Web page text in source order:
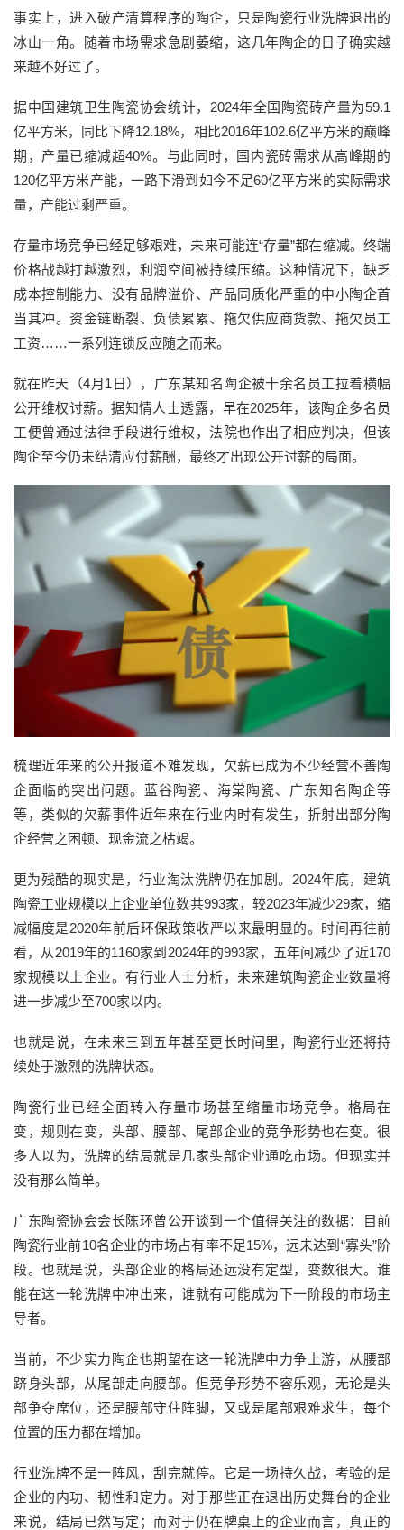
事实上，进入破产清算程序的陶企，只是陶瓷行业洗牌退出的
冰山一角。随着市场需求急剧萎缩，这几年陶企的日子确实越
来越不好过了。
据中国建筑卫生陶瓷协会统计，2024年全国陶瓷砖产量为59.1
亿平方米，同比下降12.18%，相比2016年102.6亿平方米的巅峰
期，产量已缩减超40%。与此同时，国内瓷砖需求从高峰期的
120亿平方米产能，一路下滑到如今不足60亿平方米的实际需求
量，产能过剩严重。
存量市场竞争已经足够艰难，未来可能连“存量”都在缩减。终端
价格战越打越激烈，利润空间被持续压缩。这种情况下，缺乏
成本控制能力、没有品牌溢价、产品同质化严重的中小陶企首
当其冲。资金链断裂、负债累累、拖欠供应商货款、拖欠员工
工资……一系列连锁反应随之而来。
就在昨天（4月1日），广东某知名陶企被十余名员工拉着横幅
公开维权讨薪。据知情人士透露，早在2025年，该陶企多名员
工便曾通过法律手段进行维权，法院也作出了相应判决，但该
陶企至今仍未结清应付薪酬，最终才出现公开讨薪的局面。
梳理近年来的公开报道不难发现，欠薪已成为不少经营不善陶
企面临的突出问题。蓝谷陶瓷、海棠陶瓷、广东知名陶企等
等，类似的欠薪事件近年来在行业内时有发生，折射出部分陶
企经营之困顿、现金流之枯竭。
更为残酷的现实是，行业淘汰洗牌仍在加剧。2024年底，建筑
陶瓷工业规模以上企业单位数共993家，较2023年减少29家，缩
减幅度是2020年前后环保政策收严以来最明显的。时间再往前
看，从2019年的1160家到2024年的993家，五年间减少了近170
家规模以上企业。有行业人士分析，未来建筑陶瓷企业数量将
进一步减少至700家以内。
也就是说，在未来三到五年甚至更长时间里，陶瓷行业还将持
续处于激烈的洗牌状态。
陶瓷行业已经全面转入存量市场甚至缩量市场竞争。格局在
变，规则在变，头部、腰部、尾部企业的竞争形势也在变。很
多人以为，洗牌的结局就是几家头部企业通吃市场。但现实并
没有那么简单。
广东陶瓷协会会长陈环曾公开谈到一个值得关注的数据：目前
陶瓷行业前10名企业的市场占有率不足15%，远未达到“寡头”阶
段。也就是说，头部企业的格局还远没有定型，变数很大。谁
能在这一轮洗牌中冲出来，谁就有可能成为下一阶段的市场主
导者。
当前，不少实力陶企也期望在这一轮洗牌中力争上游，从腰部
跻身头部，从尾部走向腰部。但竞争形势不容乐观，无论是头
部争夺席位，还是腰部守住阵脚，又或是尾部艰难求生，每个
位置的压力都在增加。
行业洗牌不是一阵风，刮完就停。它是一场持久战，考验的是
企业的内功、韧性和定力。对于那些正在退出历史舞台的企业
来说，结局已然写定；而对于仍在牌桌上的企业而言，真正的